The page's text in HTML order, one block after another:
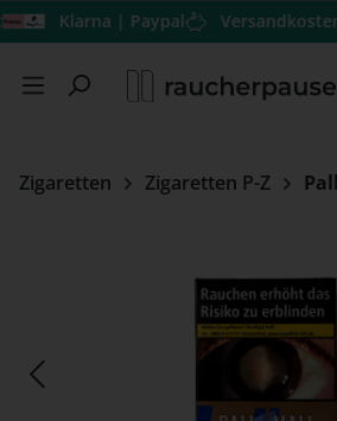
Zum Hauptinhalt springen
Klarna | Paypal Versandkostenfrei
Zigaretten Zigaretten P-Z